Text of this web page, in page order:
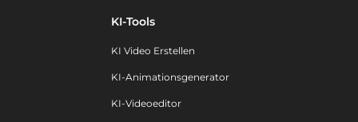
KI-Tools
KI Video Erstellen
KI-Animationsgenerator
KI-Videoeditor